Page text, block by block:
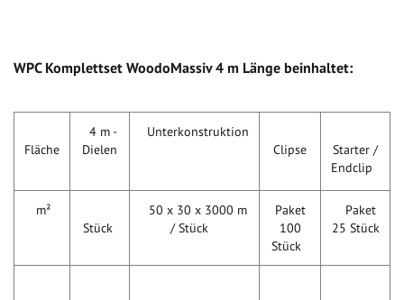
WPC Komplettset WoodoMassiv 4 m Länge beinhaltet:
Fläche
4 m -
Dielen
Unterkonstruktion
Clipse
Starter /
Endclip
m²
Stück
50 x 30 x 3000 m
/ Stück
Paket
100
Stück
Paket
25 Stück